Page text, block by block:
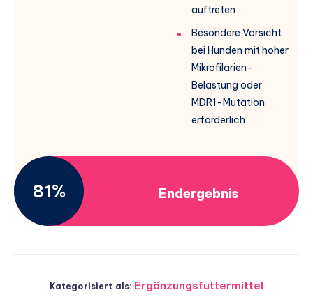
auftreten
Besondere Vorsicht
bei Hunden mit hoher
Mikrofilarien-
Belastung oder
MDR1-Mutation
erforderlich
81% Endergebnis
Kategorisiert als: Ergänzungsfuttermittel